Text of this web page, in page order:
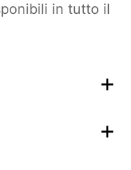
in tutto il